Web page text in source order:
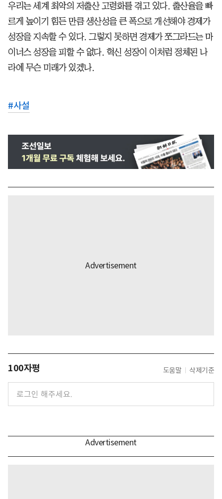
우리는 세계 최악의 저출산 고령화를 겪고 있다. 출산율을 빠
르게 높이기 힘든 만큼 생산성을 큰 폭으로 개선해야 경제가
성장을 지속할 수 있다. 그렇지 못하면 경제가 쪼그라드는 마
이너스 성장을 피할 수 없다. 혁신 성장이 이처럼 정체된 나
라에 무슨 미래가 있겠나.
#사설
100자평 도움말 삭제기준